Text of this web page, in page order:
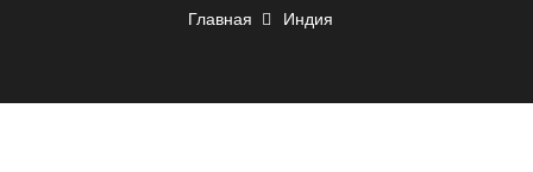
Главная Индия